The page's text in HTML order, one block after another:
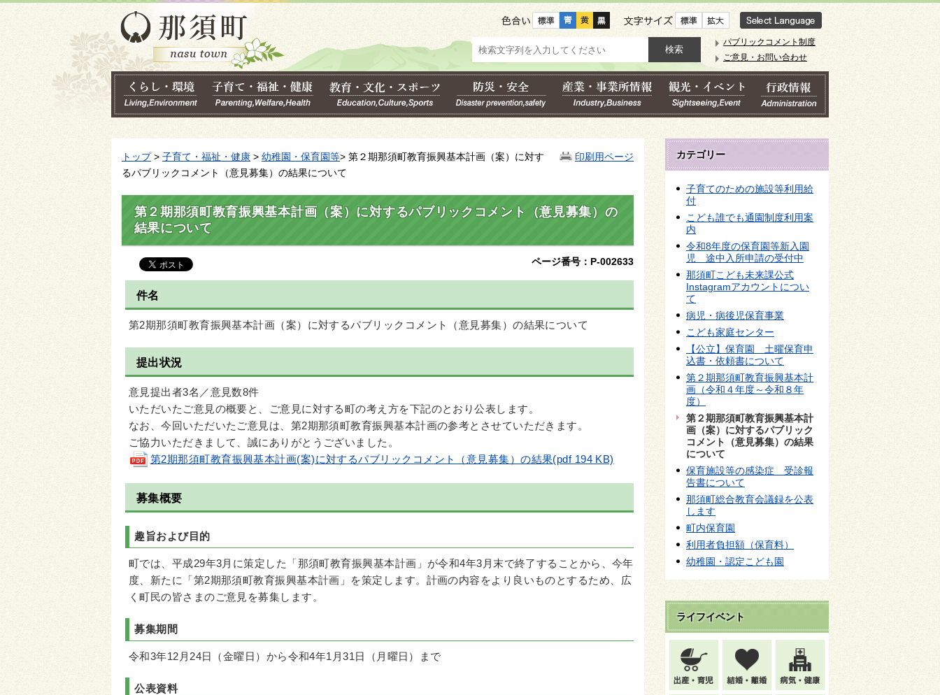
色合い 文字サイズ
パブリックコメント制度
ご意見・お問い合わせ
印刷用ページ
トップ> 子育て・福祉・健康 > 幼稚園・保育園等> 第２期那須町教育振興基本計画（案）に対す
るパブリックコメント（意見募集）の結果について
第２期那須町教育振興基本計画（案）に対するパブリックコメント（意見募集）の
結果について
ページ番号：P-002633
件名
第2期那須町教育振興基本計画（案）に対するパブリックコメント（意見募集）の結果について
提出状況
意見提出者3名／意見数8件
いただいたご意見の概要と、ご意見に対する町の考え方を下記のとおり公表します。
なお、今回いただいたご意見は、第2期那須町教育振興基本計画の参考とさせていただきます。
ご協力いただきまして、誠にありがとうございました。
第2期那須町教育振興基本計画(案)に対するパブリックコメント（意見募集）の結果(pdf 194 KB)
募集概要
趣旨および目的
町では、平成29年3月に策定した「那須町教育振興基本計画」が令和4年3月末で終了することから、今年
度、新たに「第2期那須町教育振興基本計画」を策定します。計画の内容をより良いものとするため、広
く町民の皆さまのご意見を募集します。
募集期間
令和3年12月24日（金曜日）から令和4年1月31日（月曜日）まで
公表資料
カテゴリー
子育てのための施設等利用給
付
こども誰でも通園制度利用案
内
令和8年度の保育園等新入園
児 途中入所申請の受付中
那須町こども未来課公式
Instagramアカウントについ
て
病児・病後児保育事業
こども家庭センター
【公立】保育園 土曜保育申
込書・依頼書について
第２期那須町教育振興基本計
画（令和４年度～令和８年
度）
第２期那須町教育振興基本計
画（案）に対するパブリック
コメント（意見募集）の結果
について
保育施設等の感染症 受診報
告書について
那須町総合教育会議録を公表
します
町内保育園
利用者負担額（保育料）
幼稚園・認定こども園
ライフイベント